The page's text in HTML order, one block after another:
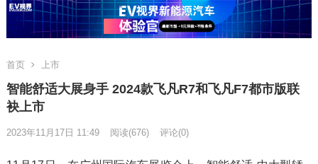
首页 上市
智能舒适大展身手 2024款飞凡R7和飞凡F7都市版联
袂上市
2023年11月17日 11:49 阅读(676) 评论(0)